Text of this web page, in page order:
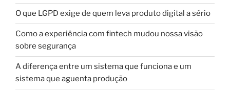
O que LGPD exige de quem leva produto digital a sério
Como a experiência com fintech mudou nossa visão
sobre segurança
A diferença entre um sistema que funciona e um
sistema que aguenta produção